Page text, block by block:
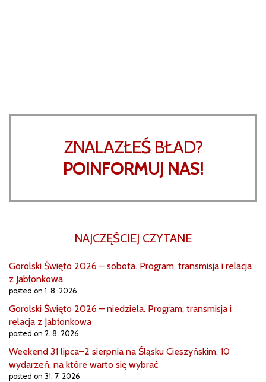
ZNALAZŁEŚ BŁAD?
POINFORMUJ NAS!
NAJCZĘŚCIEJ CZYTANE
Gorolski Święto 2026 – sobota. Program, transmisja i relacja
z Jabłonkowa
posted on 1. 8. 2026
Gorolski Święto 2026 – niedziela. Program, transmisja i
relacja z Jabłonkowa
posted on 2. 8. 2026
Weekend 31 lipca–2 sierpnia na Śląsku Cieszyńskim. 10
wydarzeń, na które warto się wybrać
posted on 31. 7. 2026